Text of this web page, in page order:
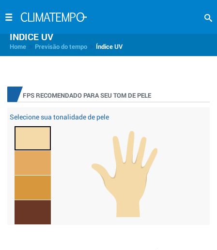
INDICE UV
Home Previsão do tempo Índice UV
FPS RECOMENDADO PARA SEU TOM DE PELE
Selecione sua tonalidade de pele